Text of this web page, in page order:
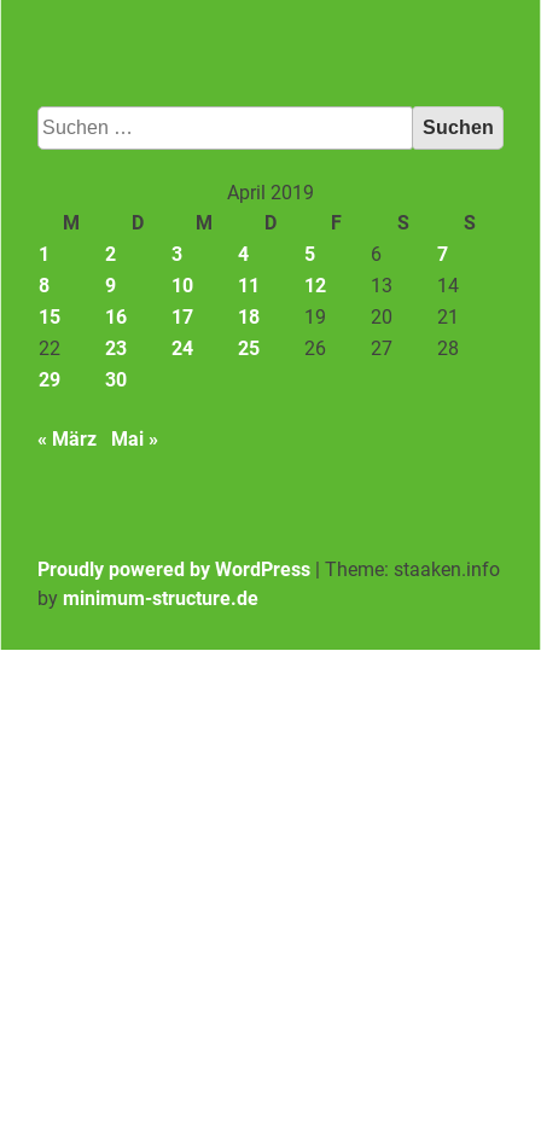
Suchen
nach:
April 2019
M
D M D F S
S
1
2 3 4 5 6
7
8
9 10 11 12 13
14
15
16 17 18 19 20
21
22
23 24 25 26 27
28
29
30
« März Mai »
Proudly powered by WordPress | Theme: staaken.info
by minimum-structure.de